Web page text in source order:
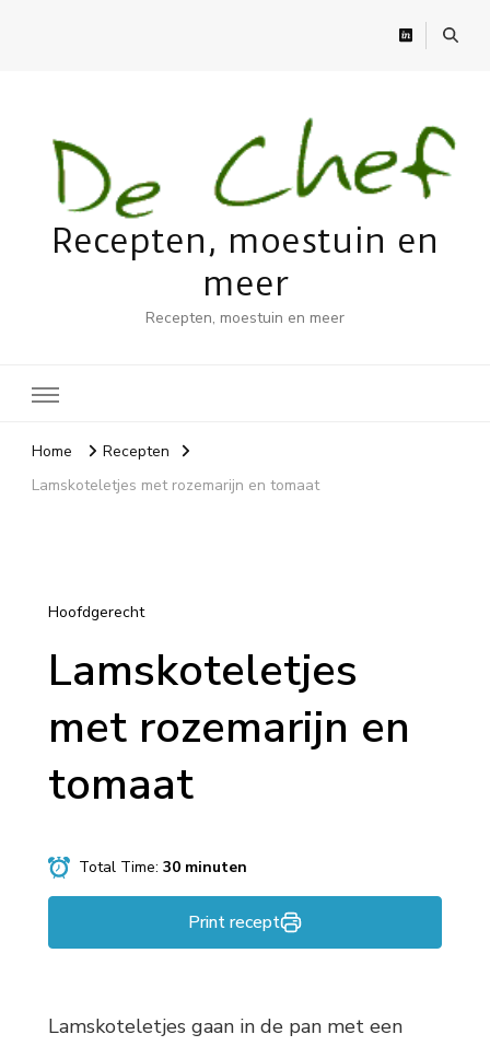
Recepten, moestuin en
meer
Recepten, moestuin en meer
Home
Recepten
Lamskoteletjes met rozemarijn en tomaat
Hoofdgerecht
Lamskoteletjes
met rozemarijn en
tomaat
Total Time: 30 minuten
Print recept
Lamskoteletjes gaan in de pan met een